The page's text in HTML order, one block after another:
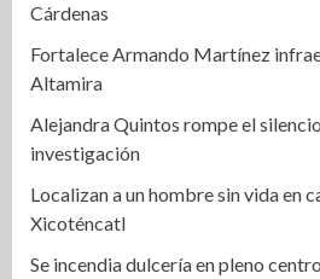
Cárdenas
Fortalece Armando Martínez
Altamira
Alejandra Quintos rompe el
investigación
Localizan a un hombre sin vida en
Xicoténcatl
Se incendia dulcería en pleno